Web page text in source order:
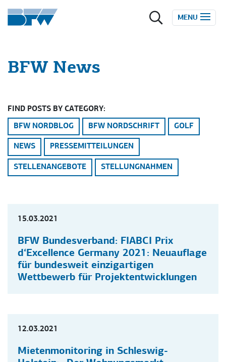
Zum Inhalt springen
MENU
BFW News
FIND POSTS BY CATEGORY:
BFW NORDBLOG BFW NORDSCHRIFT GOLF
NEWS PRESSEMITTEILUNGEN
STELLENANGEBOTE STELLUNGNAHMEN
15.03.2021
BFW Bundesverband: FIABCI Prix
d‘Excellence Germany 2021: Neuauflage
für bundesweit einzigartigen
Wettbewerb für Projektentwicklungen
12.03.2021
Mietenmonitoring in Schleswig-